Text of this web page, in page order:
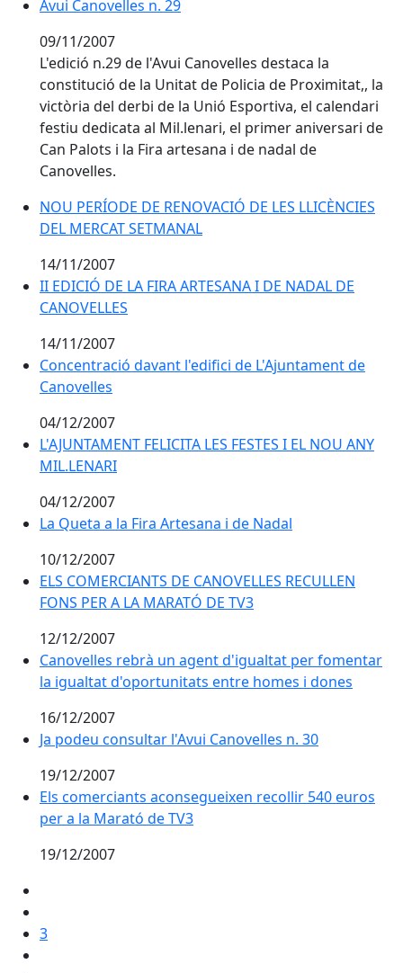
Avui Canovelles n. 29
Avui Canovelles n. 29
09/11/2007
L'edició n.29 de l'Avui Canovelles destaca la
constitució de la Unitat de Policia de Proximitat,, la
victòria del derbi de la Unió Esportiva, el calendari
festiu dedicata al Mil.lenari, el primer aniversari de
Can Palots i la Fira artesana i de nadal de
Canovelles.
NOU PERÍODE DE RENOVACIÓ DE LES LLICÈNCIES
NOU PERÍODE DE RENOVACIÓ DE LES LLICÈNCIES
DEL MERCAT SETMANAL
14/11/2007
II EDICIÓ DE LA FIRA ARTESANA I DE NADAL DE
II EDICIÓ DE LA FIRA ARTESANA I DE NADAL DE
CANOVELLES
14/11/2007
Concentració davant l'edifici de L'Ajuntament de
Concentració davant l'edifici de L'Ajuntament de
Canovelles
04/12/2007
L'AJUNTAMENT FELICITA LES FESTES I EL NOU ANY
L'AJUNTAMENT FELICITA LES FESTES I EL NOU ANY
MIL.LENARI
04/12/2007
La Queta a la Fira Artesana i de Nadal
La Queta a la Fira Artesana i de Nadal
10/12/2007
ELS COMERCIANTS DE CANOVELLES RECULLEN
ELS COMERCIANTS DE CANOVELLES RECULLEN
FONS PER A LA MARATÓ DE TV3
12/12/2007
Canovelles rebrà un agent d'igualtat per fomentar
Canovelles rebrà un agent d'igualtat per fomentar
la igualtat d'oportunitats entre homes i dones
16/12/2007
Ja podeu consultar l'Avui Canovelles n. 30
Ja podeu consultar l'Avui Canovelles n. 30
19/12/2007
Els comerciants aconsegueixen recollir 540 euros
Els comerciants aconsegueixen recollir 540 euros
per a la Marató de TV3
19/12/2007
3